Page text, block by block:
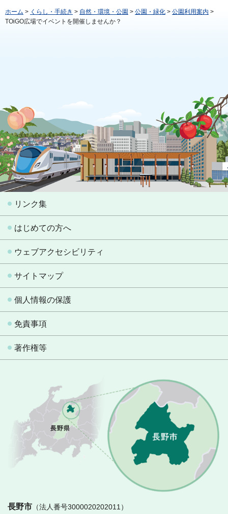
ホーム > くらし・手続き > 自然・環境・公園 > 公園・緑化 > 公園利用案内 >
TOiGO広場でイベントを開催しませんか？
リンク集
はじめての方へ
ウェブアクセシビリティ
サイトマップ
個人情報の保護
免責事項
著作権等
長野市 （法人番号3000020202011）